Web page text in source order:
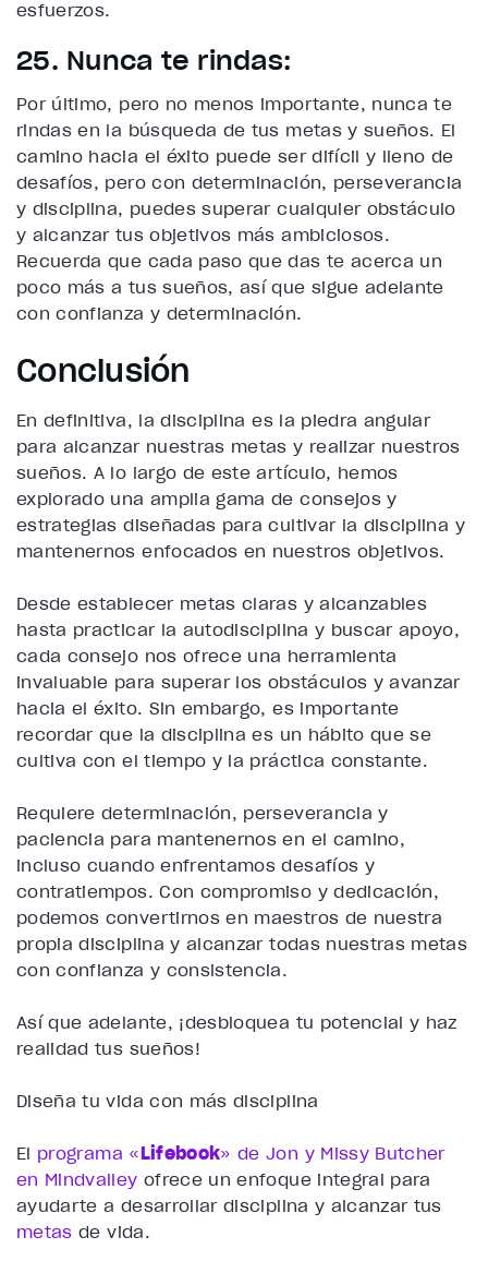
esfuerzos.
25. Nunca te rindas:
Por último, pero no menos importante, nunca te
rindas en la búsqueda de tus metas y sueños. El
camino hacia el éxito puede ser difícil y lleno de
desafíos, pero con determinación, perseverancia
y disciplina, puedes superar cualquier obstáculo
y alcanzar tus objetivos más ambiciosos.
Recuerda que cada paso que das te acerca un
poco más a tus sueños, así que sigue adelante
con confianza y determinación.
Conclusión
En definitiva, la disciplina es la piedra angular
para alcanzar nuestras metas y realizar nuestros
sueños. A lo largo de este artículo, hemos
explorado una amplia gama de consejos y
estrategias diseñadas para cultivar la disciplina y
mantenernos enfocados en nuestros objetivos.
Desde establecer metas claras y alcanzables
hasta practicar la autodisciplina y buscar apoyo,
cada consejo nos ofrece una herramienta
invaluable para superar los obstáculos y avanzar
hacia el éxito. Sin embargo, es importante
recordar que la disciplina es un hábito que se
cultiva con el tiempo y la práctica constante.
Requiere determinación, perseverancia y
paciencia para mantenernos en el camino,
incluso cuando enfrentamos desafíos y
contratiempos. Con compromiso y dedicación,
podemos convertirnos en maestros de nuestra
propia disciplina y alcanzar todas nuestras metas
con confianza y consistencia.
Así que adelante, ¡desbloquea tu potencial y haz
realidad tus sueños!
Diseña tu vida con más disciplina
El programa «Lifebook» de Jon y Missy Butcher
en Mindvalley ofrece un enfoque integral para
ayudarte a desarrollar disciplina y alcanzar tus
metas de vida.